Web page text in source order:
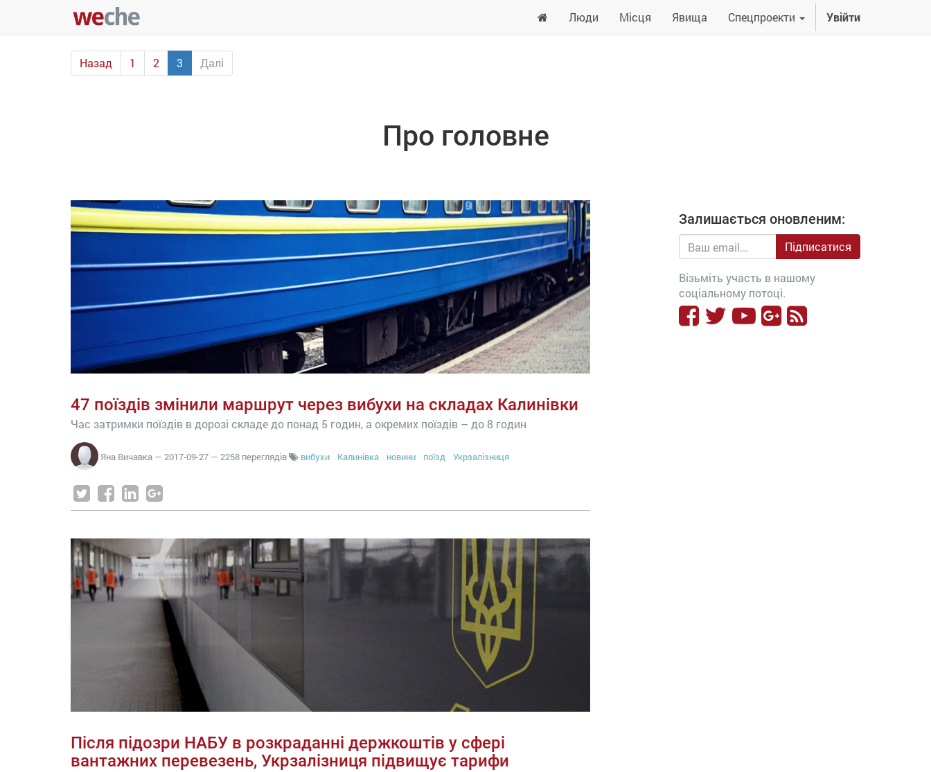
Люди Місця Явища Спецпроекти Увійти
Назад 1 2 3 Далі
Про головне
47 поїздів змінили маршрут через вибухи на складах Калинівки
Час затримки поїздів в дорозі складе до понад 5 годин, а окремих поїздів – до 8 годин
Яна Вичавка — 2017-09-27 — 2258 переглядів вибухи Калинівка новини поїзд Укрзалізниця
Після підозри НАБУ в розкраданні держкоштів у сфері
вантажних перевезень, Укрзалізниця підвищує тарифи
Залишається оновленим:
Підписатися
Візьміть участь в нашому
соціальному потоці.